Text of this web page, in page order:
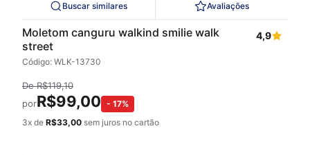
Buscar similares Avaliações
Moletom canguru walkind smilie walk
street
Código: WLK-13730
4,9
DeR$119,10
porR$99,00 - 17%
3x de R$33,00 sem juros no cartão